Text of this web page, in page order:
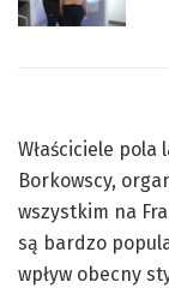
Właściciele pola
Borkowscy,
wszystkim na
są bardzo
wpływ obecny